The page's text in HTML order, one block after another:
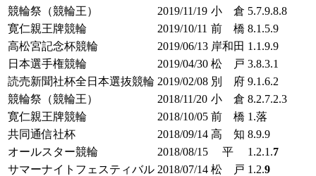
競輪祭（競輪王）
2019/11/19 小 倉 5.7.9.8.8
寛仁親王牌競輪
2019/10/11 前 橋 8.1.5.9
高松宮記念杯競輪
2019/06/13 岸和田 1.1.9.9
日本選手権競輪
2019/04/30 松 戸 3.8.3.1
読売新聞社杯全日本選抜競輪 2019/02/08 別 府 9.1.6.2
競輪祭（競輪王）
2018/11/20 小 倉 8.2.7.2.3
寛仁親王牌競輪
2018/10/05 前 橋 1.落
共同通信社杯
2018/09/14 高 知 8.9.9
オールスター競輪
2018/08/15 平 1.2.1.7
サマーナイトフェスティバル 2018/07/14 松 戸 1.2.9